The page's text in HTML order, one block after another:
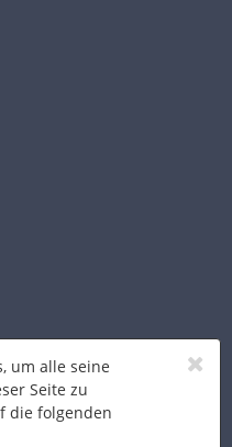
um alle seine
Seite zu
die folgenden